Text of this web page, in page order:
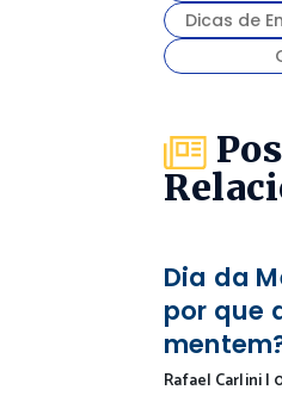
Dicas de
Dia da
por que
Rafael Carlini|